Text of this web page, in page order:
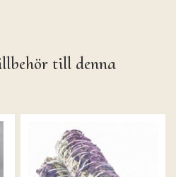
till denna